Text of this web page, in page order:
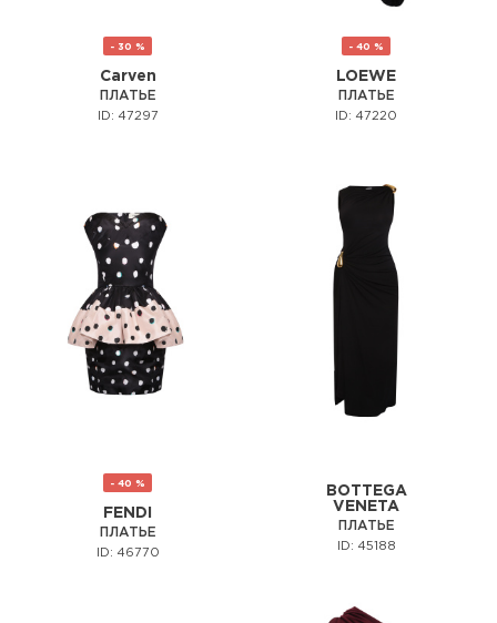
- 30 %
Carven
ПЛАТЬЕ
ID: 47297
- 40 %
LOEWE
ПЛАТЬЕ
ID: 47220
- 40 %
FENDI
ПЛАТЬЕ
ID: 46770
BOTTEGA
VENETA
ПЛАТЬЕ
ID: 45188